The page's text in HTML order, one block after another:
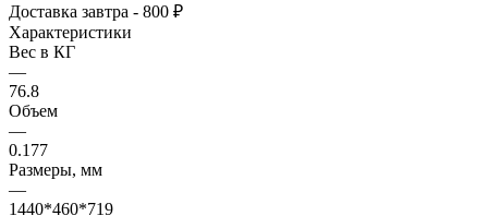
Доставка завтра - 800 ₽
Характеристики
Вес в КГ
—
76.8
Объем
—
0.177
Размеры, мм
—
1440*460*719